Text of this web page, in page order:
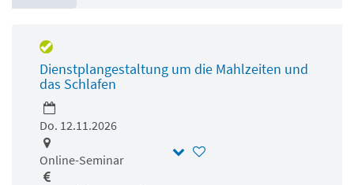
Dienstplangestaltung um die Mahlzeiten und
das Schlafen
Do. 12.11.2026
Online-Seminar